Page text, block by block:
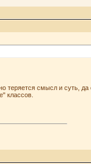
смысл и суть,
классов.